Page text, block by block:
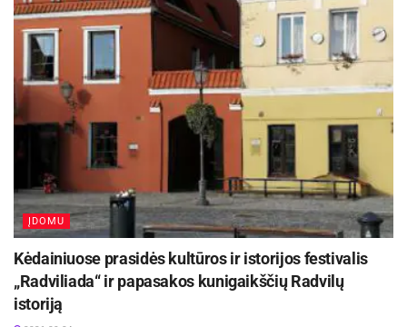
ĮDOMU
Kėdainiuose prasidės kultūros ir istorijos festivalis
„Radviliada“ ir papasakos kunigaikščių Radvilų
istoriją